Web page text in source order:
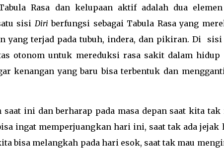
Rasa dan kelupaan aktif adalah dua
sisi Diri berfungsi sebagai Tabula Rasa yang
yang terjad pada tubuh, indera, dan pikiran. Di
otonom untuk mereduksi rasa sakit dalam hidup
kenangan yang baru bisa terbentuk dan
ini dan berharap pada masa depan saat kita tak
ingat memperjuangkan hari ini, saat tak ada jejak
bisa melangkah pada hari esok, saat tak mau